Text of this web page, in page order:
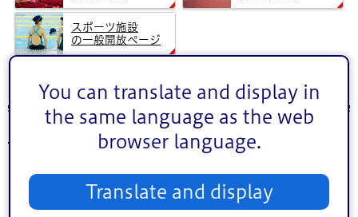
You can translate and display in
the same language as the web
browser language.
Translate and display
スポーツ施設
の一般開放ページ
2026年5月16日（土）のイベント
2026年 5月
1
2